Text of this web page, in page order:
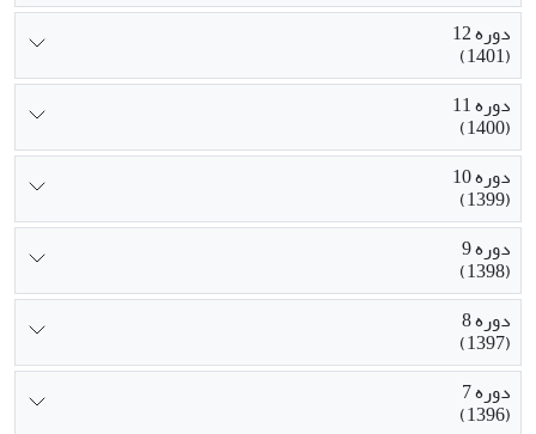
دوره 12
(1401)
دوره 11
(1400)
دوره 10
(1399)
دوره 9
(1398)
دوره 8
(1397)
دوره 7
(1396)